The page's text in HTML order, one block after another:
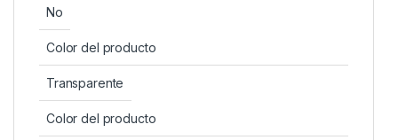
No
Color del producto
Transparente
Color del producto